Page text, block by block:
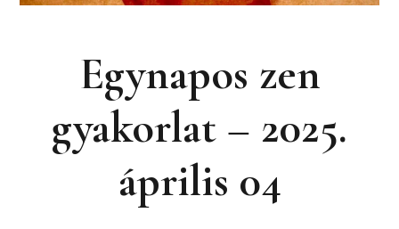
Egynapos zen
gyakorlat – 2025.
április 04